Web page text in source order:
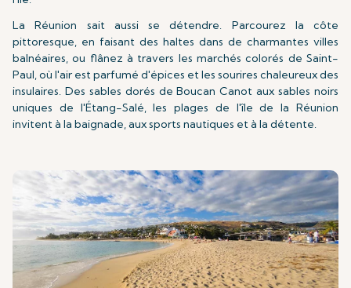
La Réunion sait aussi se détendre. Parcourez la côte
pittoresque, en faisant des haltes dans de charmantes villes
balnéaires, ou flânez à travers les marchés colorés de Saint-
Paul, où l'air est parfumé d'épices et les sourires chaleureux des
insulaires. Des sables dorés de Boucan Canot aux sables noirs
uniques de l'Étang-Salé, les plages de l'île de la Réunion
invitent à la baignade, aux sports nautiques et à la détente.